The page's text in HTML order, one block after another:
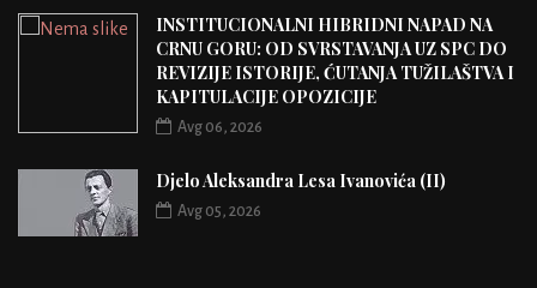
INSTITUCIONALNI HIBRIDNI NAPAD NA
CRNU GORU: OD SVRSTAVANJA UZ SPC DO
REVIZIJE ISTORIJE, ĆUTANJA TUŽILAŠTVA I
KAPITULACIJE OPOZICIJE
Avg 06, 2026
Djelo Aleksandra Lesa Ivanovića (II)
Avg 05, 2026